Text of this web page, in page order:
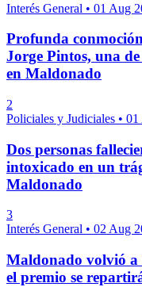
Interés General • 01 Aug
Profunda
Jorge Pintos, una
en Maldonado
2
Policiales y Judiciales • 01
Dos personas
intoxicado en un
Maldonado
3
Interés General • 02 Aug
Maldonado volvió a
el premio se